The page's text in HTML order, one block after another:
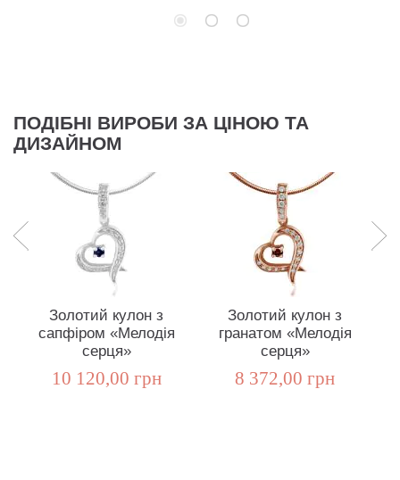
ПОДІБНІ ВИРОБИ ЗА ЦІНОЮ ТА
ДИЗАЙНОМ
Золотий кулон з
сапфіром «Мелодія
серця»
10 120,00 грн
Золотий кулон з
гранатом «Мелодія
серця»
8 372,00 грн